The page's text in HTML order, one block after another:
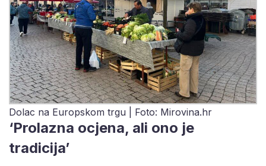
Dolac na Europskom trgu | Foto: Mirovina.hr
‘Prolazna ocjena, ali ono je
tradicija’